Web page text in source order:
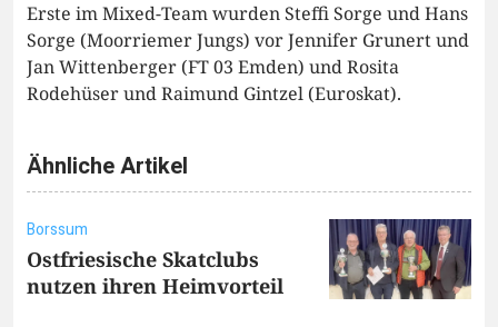
Erste im Mixed-Team wurden Steffi Sorge und Hans
Sorge (Moorriemer Jungs) vor Jennifer Grunert und
Jan Wittenberger (FT 03 Emden) und Rosita
Rodehüser und Raimund Gintzel (Euroskat).
Ähnliche Artikel
Borssum
Ostfriesische Skatclubs
nutzen ihren Heimvorteil